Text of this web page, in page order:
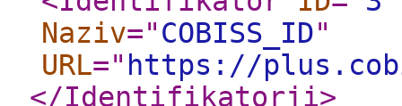
Naziv="COBISS_ID"
URL=" https://
</Identifikatorji>